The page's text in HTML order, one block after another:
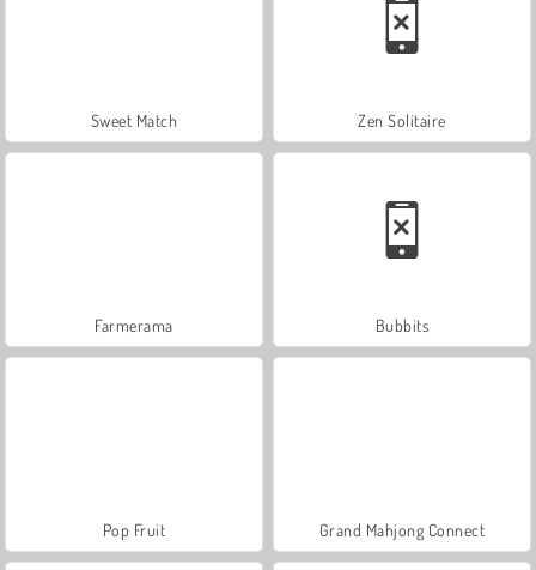
Sweet Match Zen Solitaire
Farmerama Bubbits
Pop Fruit Grand Mahjong Connect